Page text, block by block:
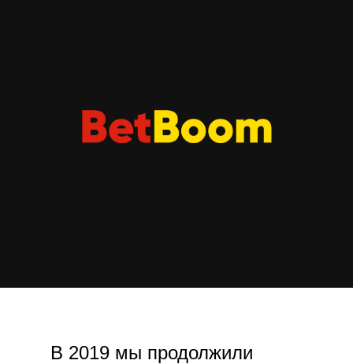
В 2019 мы продолжили